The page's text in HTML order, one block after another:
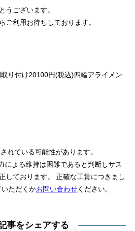
うございます。
ご利用お待ちしております。
り付け20100円(税込)四輪アライメン
れている可能性があります。
よる維持は困難であると判断しサス
しております。 正確な工賃につきまし
ただくかお問い合わせください。
事をシェアする